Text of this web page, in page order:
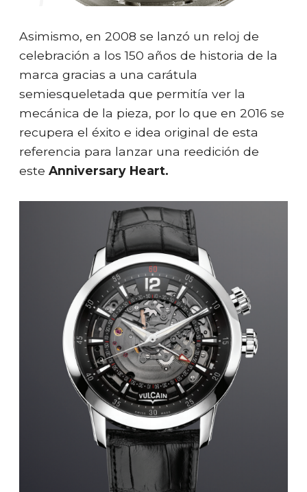
Asimismo, en 2008 se lanzó un reloj de
celebración a los 150 años de historia de la
marca gracias a una carátula
semiesqueletada que permitía ver la
mecánica de la pieza, por lo que en 2016 se
recupera el éxito e idea original de esta
referencia para lanzar una reedición de
este Anniversary Heart.